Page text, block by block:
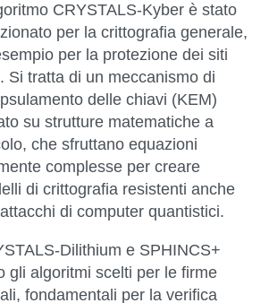
CRYSTALS-Kyber è stato
per la crittografia generale,
per la protezione dei siti
Si tratta di un meccanismo di
delle chiavi (KEM)
su strutture matematiche a
che sfruttano equazioni
complesse per creare
di crittografia resistenti anche
di computer quantistici.
Dilithium e SPHINCS+
gli algoritmi scelti per le firme
fondamentali per la verifica